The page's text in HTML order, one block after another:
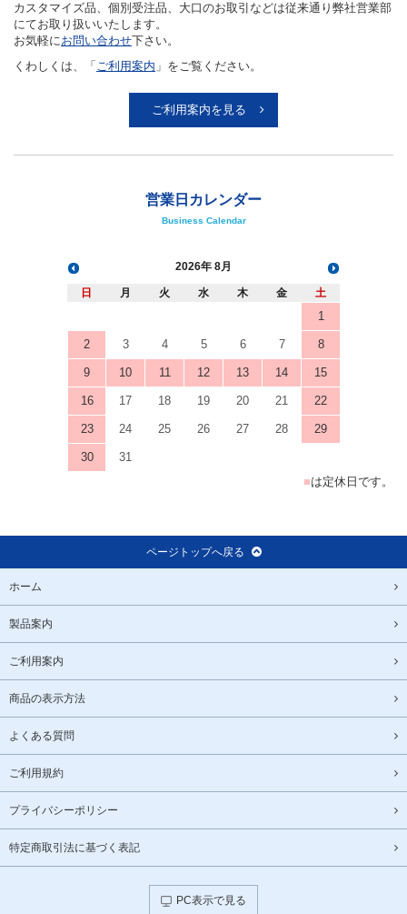
カスタマイズ品、個別受注品、大口のお取引などは従来通り弊社営業部
にてお取り扱いいたします。
お気軽にお問い合わせ下さい。
くわしくは、「 ご利用案内 」をご覧ください。
ご利用案内を見る
営業日カレンダー
Business Calendar
2026 8月
日 月 火 水 木 金 土
1
2 3 4 5 6 7 8
9 10 11 12 13 14 15
16 17 18 19 20 21 22
23 24 25 26 27 28 29
30
31
■は定休日です。
ページトップへ戻る
ホーム
製品案内
ご利用案内
商品の表示方法
よくある質問
ご利用規約
プライバシーポリシー
特定商取引法に基づく表記
PC表示で見る